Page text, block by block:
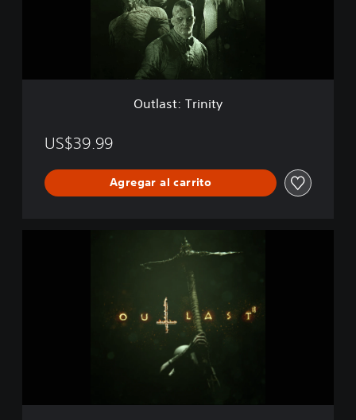
n
Outlast: Trinity
US$39.99
Agregar al carrito